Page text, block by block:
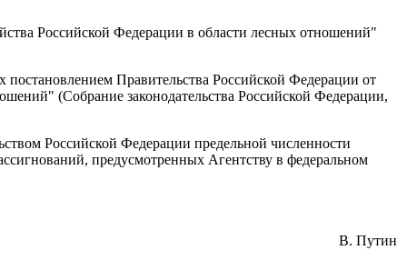
Российской Федерации в области лесных отношений"
постановлением Правительства Российской Федерации от
(Собрание законодательства Российской Федерации,
Российской Федерации предельной численности
предусмотренных Агентству в федеральном
В. Путин